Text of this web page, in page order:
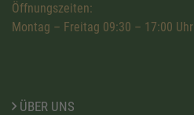
Öffnungszeiten:
Montag – Freitag 09:30 – 17:00 Uhr
ÜBER UNS